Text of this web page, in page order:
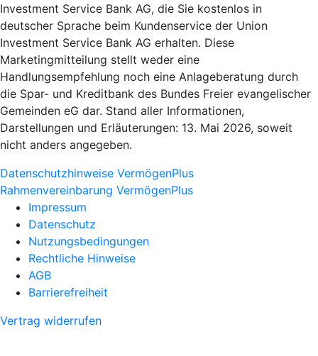
Investment Service Bank AG, die Sie kostenlos in
deutscher Sprache beim Kundenservice der Union
Investment Service Bank AG erhalten. Diese
Marketingmitteilung stellt weder eine
Handlungsempfehlung noch eine Anlageberatung durch
die Spar- und Kreditbank des Bundes Freier evangelischer
Gemeinden eG dar. Stand aller Informationen,
Darstellungen und Erläuterungen: 13. Mai 2026, soweit
nicht anders angegeben.
Datenschutzhinweise VermögenPlus
Rahmenvereinbarung VermögenPlus
Impressum
Datenschutz
Nutzungsbedingungen
Rechtliche Hinweise
AGB
Barrierefreiheit
Vertrag widerrufen